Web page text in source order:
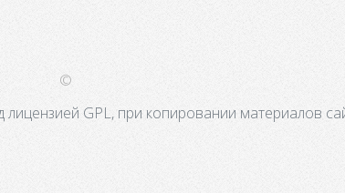
©
GPL, при копировании материалов